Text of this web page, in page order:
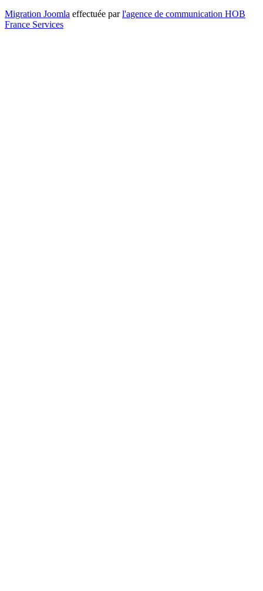
Migration Joomla effectuée parl'agence de communication HOB
France Services